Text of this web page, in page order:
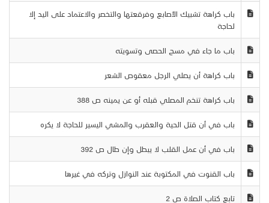
باب كراهة تشبيك الأصابع وفرقعتها والتخصر والاعتماد على اليد إلا
لحاجة
باب ما جاء في مسح الحصى وتسويته
باب كراهة أن يصلي الرجل معقوص الشعر
باب كراهة تنخم المصلي قبله أو عن يمينه ص 388
باب في أن قتل الحية والعقرب والمشي اليسير للحاجة لا يكره
باب في أن عمل القلب لا يبطل وإن طال ص 392
باب القنوت في المكتوبة عند النوازل وتركه في غيرها
تابع كتاب الصلاة ص 2